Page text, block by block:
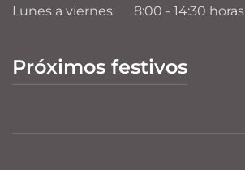
Lunes a viernes 8:00 - 14:30 horas
Próximos festivos